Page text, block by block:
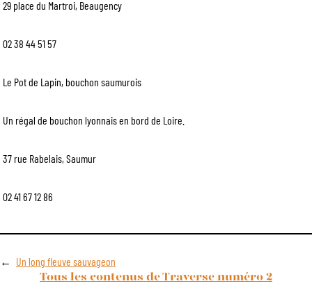
29 place du Martroi, Beaugency
02 38 44 51 57
Le Pot de Lapin, bouchon saumurois
Un régal de bouchon lyonnais en bord de Loire.
37 rue Rabelais, Saumur
02 41 67 12 86
← Un long fleuve sauvageon
Tous les contenus de Traverse numéro 2